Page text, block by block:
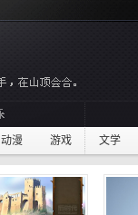
动漫 游戏 文学